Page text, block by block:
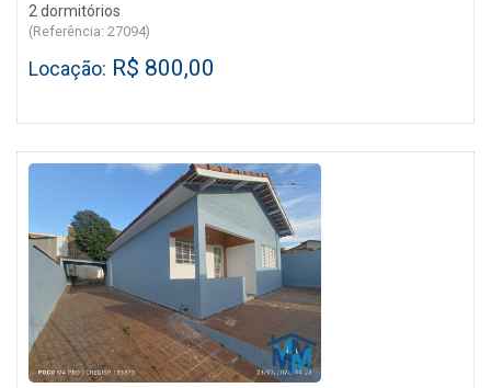
2 dormitórios
(Referência: 27094)
Locação: R$ 800,00